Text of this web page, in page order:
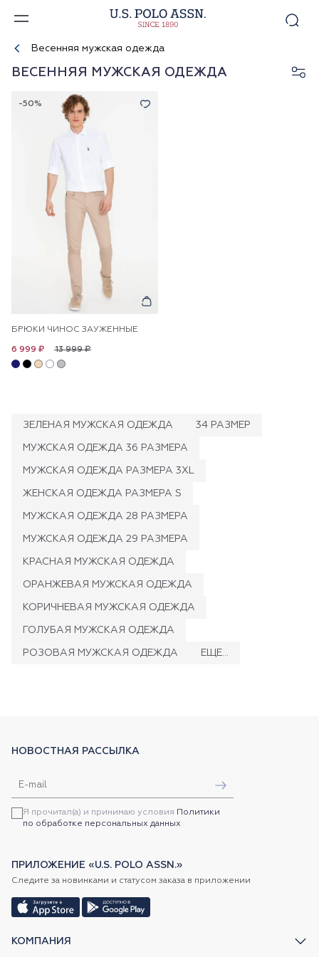
Весенняя мужская одежда
ВЕСЕННЯЯ МУЖСКАЯ ОДЕЖДА
-50%
БРЮКИ ЧИНОС ЗАУЖЕННЫЕ
13 999 ₽
6 999 ₽
ЗЕЛЕНАЯ МУЖСКАЯ ОДЕЖДА 34 РАЗМЕР
МУЖСКАЯ ОДЕЖДА 36 РАЗМЕРА
МУЖСКАЯ ОДЕЖДА РАЗМЕРА 3XL
ЖЕНСКАЯ ОДЕЖДА РАЗМЕРА S
МУЖСКАЯ ОДЕЖДА 28 РАЗМЕРА
МУЖСКАЯ ОДЕЖДА 29 РАЗМЕРА
КРАСНАЯ МУЖСКАЯ ОДЕЖДА
ОРАНЖЕВАЯ МУЖСКАЯ ОДЕЖДА
КОРИЧНЕВАЯ МУЖСКАЯ ОДЕЖДА
ГОЛУБАЯ МУЖСКАЯ ОДЕЖДА
РОЗОВАЯ МУЖСКАЯ ОДЕЖДА ЕЩЕ...
КОМПАНИЯ
НОВОСТНАЯ РАССЫЛКА
Я прочитал(а) и принимаю условия Политики
по обработке персональных данных
ПРИЛОЖЕНИЕ «U.S. POLO ASSN.»
Следите за новинками и статусом заказа в приложении